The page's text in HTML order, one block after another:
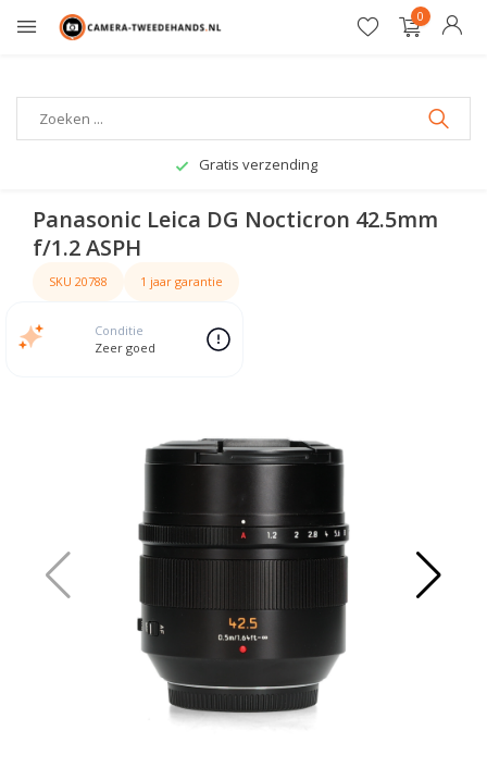
0
Gratis verzending
Panasonic Leica DG Nocticron 42.5mm
f/1.2 ASPH
SKU 20788 1 jaar garantie
Conditie
Zeer goed